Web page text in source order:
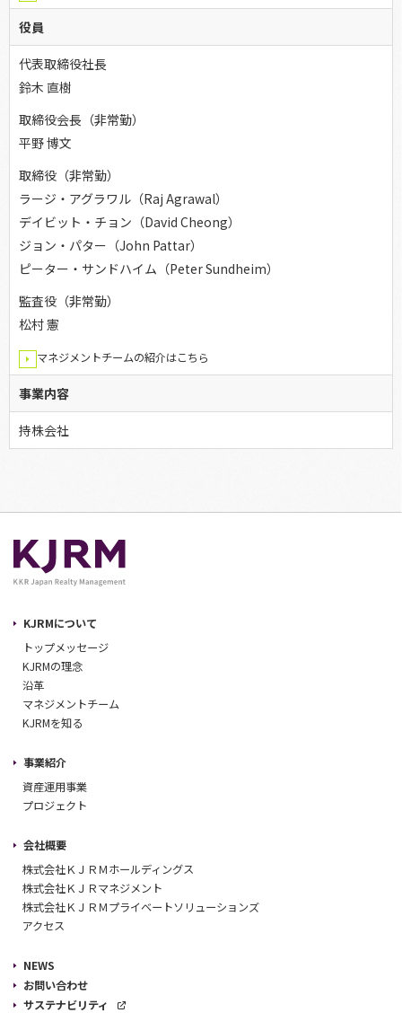
役員
代表取締役社長
鈴木 直樹
取締役会長（非常勤）
平野 博文
取締役（非常勤）
ラージ・アグラワル（Raj Agrawal）
デイビット・チョン（David Cheong）
ジョン・パター（John Pattar）
ピーター・サンドハイム（Peter Sundheim）
監査役（非常勤）
松村 憲
マネジメントチームの紹介はこちら
事業内容
持株会社
KJRMについて
トップメッセージ
KJRMの理念
沿革
マネジメントチーム
KJRMを知る
事業紹介
資産運用事業
プロジェクト
会社概要
株式会社ＫＪＲＭホールディングス
株式会社ＫＪＲマネジメント
株式会社ＫＪＲＭプライベートソリューションズ
アクセス
NEWS
お問い合わせ
サステナビリティ